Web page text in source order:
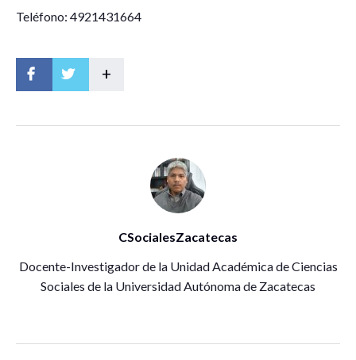
Teléfono: 4921431664
+
CSocialesZacatecas
Docente-Investigador de la Unidad Académica de Ciencias
Sociales de la Universidad Autónoma de Zacatecas